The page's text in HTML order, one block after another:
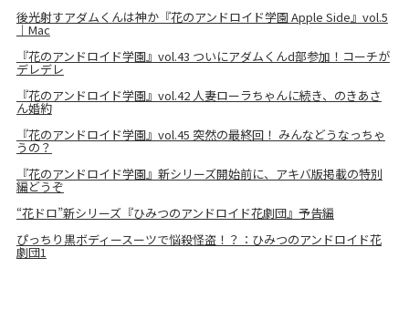
後光射すアダムくんは神か『花のアンドロイド学園 Apple Side』vol.5
｜Mac
『花のアンドロイド学園』vol.43 ついにアダムくんd部参加！コーチが
デレデレ
『花のアンドロイド学園』vol.42 人妻ローラちゃんに続き、のきあさ
ん婚約
『花のアンドロイド学園』vol.45 突然の最終回！ みんなどうなっちゃ
うの？
『花のアンドロイド学園』新シリーズ開始前に、アキバ版掲載の特別
編どうぞ
“花ドロ”新シリーズ『ひみつのアンドロイド花劇団』予告編
ぴっちり黒ボディースーツで悩殺怪盗！？：ひみつのアンドロイド花
劇団1